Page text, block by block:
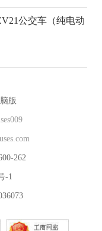
公交车（纯电动
版
262
-1